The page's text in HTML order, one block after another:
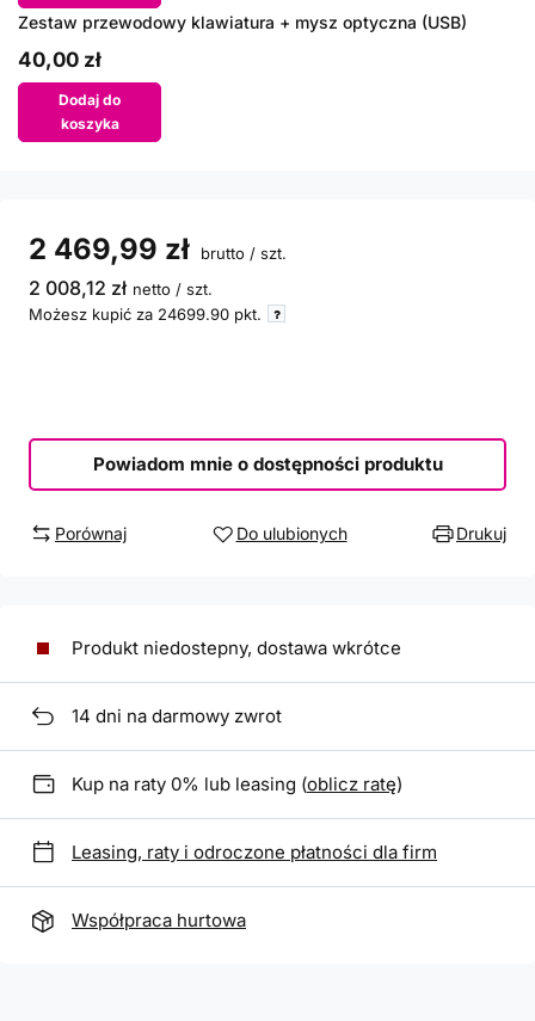
Zestaw przewodowy klawiatura + mysz optyczna (USB)
40,00 zł
Dodaj do
koszyka
2 469,99 zł brutto / szt.
2 008,12 zł netto / szt.
Możesz kupić za 24699.90 pkt.
Powiadom mnie o dostępności produktu
Porównaj Do ulubionych Drukuj
Produkt niedostepny, dostawa wkrótce
14 dni na darmowy zwrot
Kup na raty 0% lub leasing (oblicz ratę)
Leasing, raty i odroczone płatności dla firm
Współpraca hurtowa